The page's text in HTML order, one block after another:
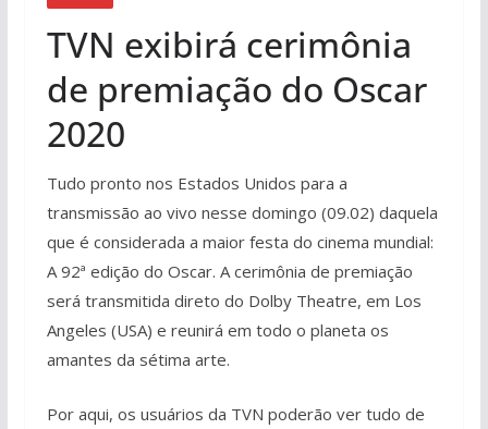
TVN exibirá cerimônia
de premiação do Oscar
2020
Tudo pronto nos Estados Unidos para a
transmissão ao vivo nesse domingo (09.02) daquela
que é considerada a maior festa do cinema mundial:
A 92ª edição do Oscar. A cerimônia de premiação
será transmitida direto do Dolby Theatre, em Los
Angeles (USA) e reunirá em todo o planeta os
amantes da sétima arte.
Por aqui, os usuários da TVN poderão ver tudo de